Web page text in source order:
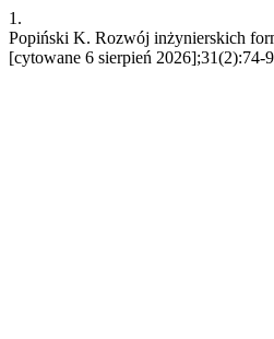
1.
Popiński K. Rozwój inżynierskich
[cytowane 6 sierpień 2026];31(2):74-